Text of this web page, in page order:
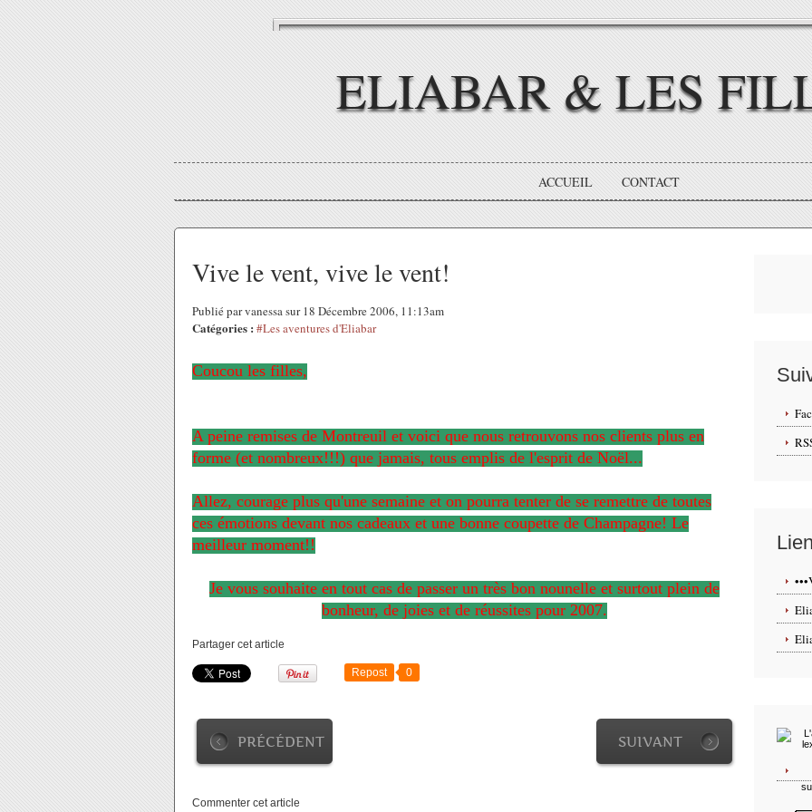
ELIABAR & LES
ACCUEIL CONTACT
Vive le vent, vive le vent!
Publié par vanessa sur 18 Décembre 2006, 11:13am
Catégories : #Les aventures d'Eliabar
Coucou les filles,
A peine remises de Montreuil et voici que nous retrouvons nos clients plus en
forme (et nombreux!!!) que jamais, tous emplis de l'esprit de Noël...
Allez, courage plus qu'une semaine et on pourra tenter de se remettre de toutes
ces émotions devant nos cadeaux et une bonne coupette de Champagne! Le
meilleur moment!!
Je vous souhaite en tout cas de passer un très bon nounelle et surtout plein de
bonheur, de joies et de réussites pour 2007.
Partager cet article
Repost 0
PRÉCÉDENT SUIVANT
Commenter cet article